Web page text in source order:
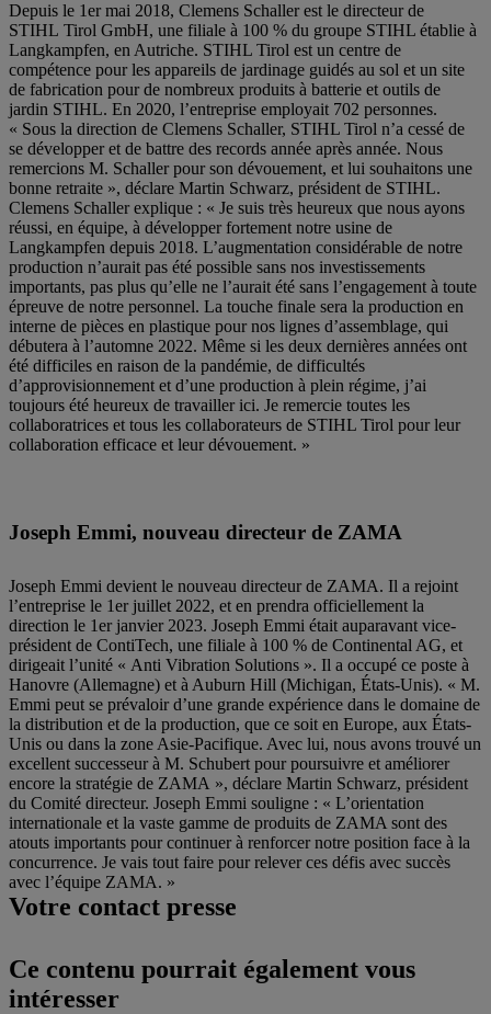
Depuis le 1er mai 2018, Clemens Schaller est le directeur de
STIHL Tirol GmbH, une filiale à 100 % du groupe STIHL établie à
Langkampfen, en Autriche. STIHL Tirol est un centre de
compétence pour les appareils de jardinage guidés au sol et un site
de fabrication pour de nombreux produits à batterie et outils de
jardin STIHL. En 2020, l’entreprise employait 702 personnes.
« Sous la direction de Clemens Schaller, STIHL Tirol n’a cessé de
se développer et de battre des records année après année. Nous
remercions M. Schaller pour son dévouement, et lui souhaitons une
bonne retraite », déclare Martin Schwarz, président de STIHL.
Clemens Schaller explique : « Je suis très heureux que nous ayons
réussi, en équipe, à développer fortement notre usine de
Langkampfen depuis 2018. L’augmentation considérable de notre
production n’aurait pas été possible sans nos investissements
importants, pas plus qu’elle ne l’aurait été sans l’engagement à toute
épreuve de notre personnel. La touche finale sera la production en
interne de pièces en plastique pour nos lignes d’assemblage, qui
débutera à l’automne 2022. Même si les deux dernières années ont
été difficiles en raison de la pandémie, de difficultés
d’approvisionnement et d’une production à plein régime, j’ai
toujours été heureux de travailler ici. Je remercie toutes les
collaboratrices et tous les collaborateurs de STIHL Tirol pour leur
collaboration efficace et leur dévouement. »
Joseph Emmi, nouveau directeur de ZAMA
Joseph Emmi devient le nouveau directeur de ZAMA. Il a rejoint
l’entreprise le 1er juillet 2022, et en prendra officiellement la
direction le 1er janvier 2023. Joseph Emmi était auparavant vice-
président de ContiTech, une filiale à 100 % de Continental AG, et
dirigeait l’unité « Anti Vibration Solutions ». Il a occupé ce poste à
Hanovre (Allemagne) et à Auburn Hill (Michigan, États-Unis). « M.
Emmi peut se prévaloir d’une grande expérience dans le domaine de
la distribution et de la production, que ce soit en Europe, aux États-
Unis ou dans la zone Asie-Pacifique. Avec lui, nous avons trouvé un
excellent successeur à M. Schubert pour poursuivre et améliorer
encore la stratégie de ZAMA », déclare Martin Schwarz, président
du Comité directeur. Joseph Emmi souligne : « L’orientation
internationale et la vaste gamme de produits de ZAMA sont des
atouts importants pour continuer à renforcer notre position face à la
concurrence. Je vais tout faire pour relever ces défis avec succès
avec l’équipe ZAMA. »
Votre contact presse
Ce contenu pourrait également vous
intéresser